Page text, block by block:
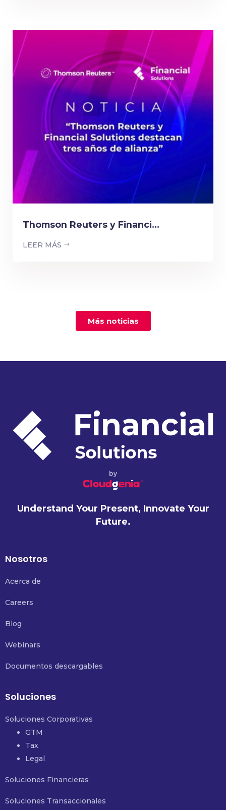
Thomson Reuters y Financi...
LEER MÁS
Más noticias
by
Understand Your Present, Innovate Your
Future.
Nosotros
Acerca de
Careers
Blog
Webinars
Documentos descargables
Soluciones
Soluciones Corporativas
GTM
Tax
Legal
Soluciones Financieras
Soluciones Transaccionales